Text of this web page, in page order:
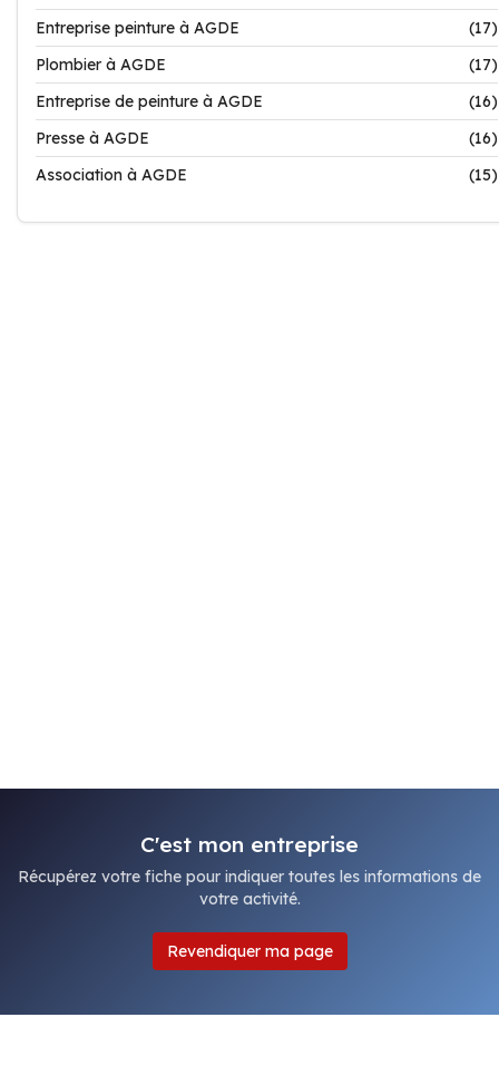
Entreprise peinture à AGDE
(17)
Plombier à AGDE
(17)
Entreprise de peinture à AGDE
(16)
Presse à AGDE
(16)
Association à AGDE
(15)
C'est mon entreprise
Récupérez votre fiche pour indiquer toutes les informations de
votre activité.
Revendiquer ma page